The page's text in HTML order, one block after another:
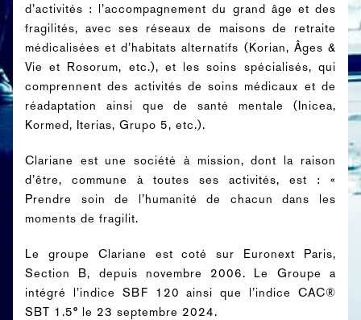
d’activités : l’accompagnement du grand âge et des
fragilités, avec ses réseaux de maisons de retraite
médicalisées et d’habitats alternatifs (Korian, Âges &
Vie et Rosorum, etc.), et les soins spécialisés, qui
comprennent des activités de soins médicaux et de
réadaptation ainsi que de santé mentale (Inicea,
Kormed, Iterias, Grupo 5, etc.).
Clariane est une société à mission, dont la raison
d’être, commune à toutes ses activités, est : «
Prendre soin de l’humanité de chacun dans les
moments de fragilit.
Le groupe Clariane est coté sur Euronext Paris,
Section B, depuis novembre 2006. Le Groupe a
intégré l’indice SBF 120 ainsi que l’indice CAC®
SBT 1.5° le 23 septembre 2024.